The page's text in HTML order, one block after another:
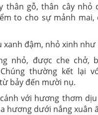
gỗ, thân cây nhỏ
to cho sự mảnh mai,
xanh đậm, nhỏ xinh như
nhỏ, được che chở,
thường kết lại
bảy đến mười nụ.
với hương thơm
hương dưới nắng xuân